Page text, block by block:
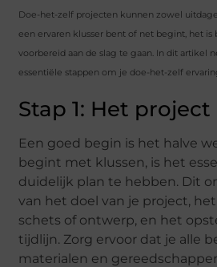
Doe-het-zelf projecten kunnen zowel
een ervaren klusser bent of net begint, het
voorbereid aan de slag te gaan. In dit artikel
essentiële stappen om je doe-het-zelf
Stap 1: Het
Een goed begin is het halve
begint met klussen, is het
duidelijk plan te hebben. Dit
van het doel van je project,
schets of ontwerp, en het
tijdlijn. Zorg ervoor dat je alle
materialen en